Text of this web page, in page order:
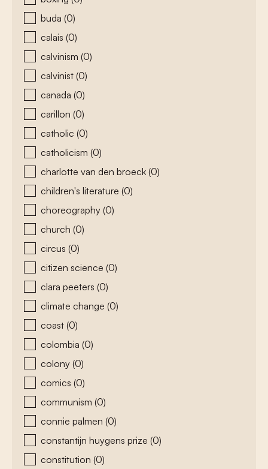
buda (0)
calais (0)
calvinism (0)
calvinist (0)
canada (0)
carillon (0)
catholic (0)
catholicism (0)
charlotte van den broeck (0)
children's literature (0)
choreography (0)
church (0)
circus (0)
citizen science (0)
clara peeters (0)
climate change (0)
coast (0)
colombia (0)
colony (0)
comics (0)
communism (0)
connie palmen (0)
constantijn huygens prize (0)
constitution (0)